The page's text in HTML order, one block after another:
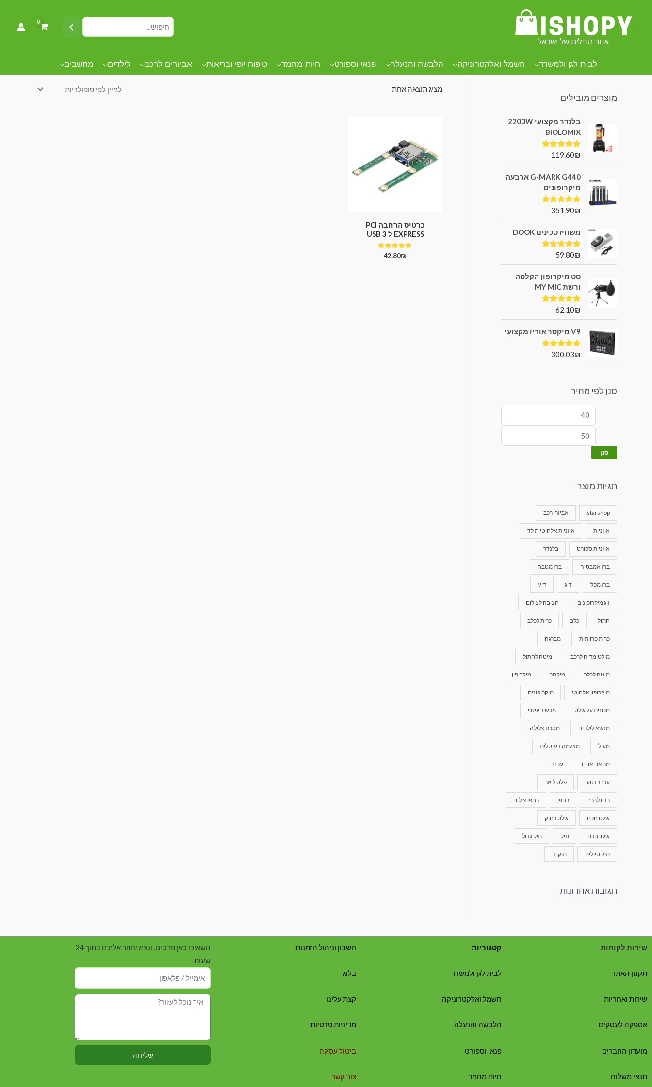
לבית לגן ולמשרד חשמל ואלקטרוניקה הלבשה והנעלה פנאי וספורט חיות מחמד טיפוח יופי ובריאות אביזרים לרכב לילדים מחשבים
קטגוריות מוצרים
מוצרים מובילים
בלנדר מקצועי 2200W
BIOLOMIX
דורג5.00
119.60₪
G-MARK G440 ארבעה
מיקרופונים
דורג5.00
351.90₪
משחיז סכינים DOOK
דורג5.00
59.80₪
סט מיקרופון הקלטה
ורשת MY MIC
דורג5.00
62.10₪
V9 מיקסר אודיו מקצועי
דורג5.00
300.03₪
סנן לפי מחיר
סנן
תגיות מוצר
starshop אביזרי רכב
אוזניות אוזניות אלחוטיות לד
אוזניות ספורט בלנדר
ברז אמבטיה ברז מטבח
ברז מפל דיג דייג
זוג מיקרופונים חצובה לצילום
חתול כלב כרית לכלב
כרית פרוותית מברגה
מולטימדיה לרכב מיטה לחתול
מיטה לכלב מיקסר מיקרופון
מיקרופון אלחוטי מיקרופונים
מכונית על שלט מכשיר עיסוי
מנשא לילדים מסכת צלילה
מעיל מצלמה דיגיטלית
מתאם אודיו עכבר
עכבר נטען פלס לייזר
רדיו לרכב רחפן רחפן צילום
שלט חכם שלט רחוק
שעון חכם תיק תיק גדול
תיק טיולים תיק יד
תגובות אחרונות
מתאם
מציג תוצאה אחת
כרטיס הרחבה PCI
EXPRESS ל USB 3
דורג
5.00
42.80₪
שירות לקוחות
תקנון האתר
שירות ואחריות
אספקה לעסקים
מועדון החברים
תנאי משלוח
קטגוריות
לבית לגן ולמשרד
חשמל ואלקטרוניקה
הלבשה והנעלה
פנאי וספורט
חיות מחמד
חשבון וניהול הזמנות
בלוג
קצת עלינו
מדיניות פרטיות
ביטול עסקה
צור קשר
השאירו כאן פרטים, ונציג יחזור אליכם בתוך 24
שעות
שליחה